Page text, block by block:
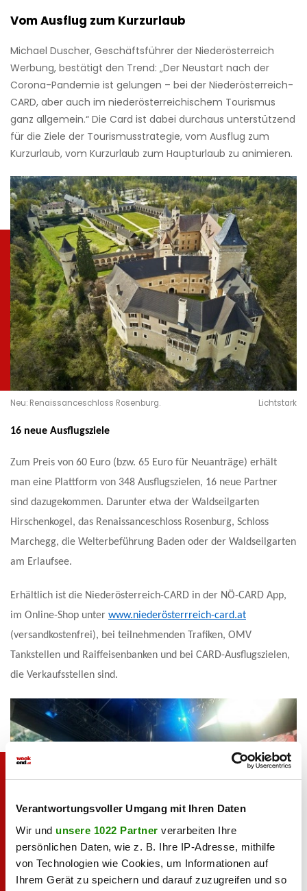
Verantwortungsvoller Umgang mit Ihren Daten
Wir und unsere 1022 Partner verarbeiten Ihre
persönlichen Daten, wie z. B. Ihre IP-Adresse, mithilfe
von Technologien wie Cookies, um Informationen auf
Ihrem Gerät zu speichern und darauf zuzugreifen und so
Vom Ausflug zum Kurzurlaub
Michael Duscher, Geschäftsführer der Niederösterreich
Werbung, bestätigt den Trend: „Der Neustart nach der
Corona-Pandemie ist gelungen – bei der Niederösterreich-
CARD, aber auch im niederösterreichischem Tourismus
ganz allgemein.“ Die Card ist dabei durchaus unterstützend
für die Ziele der Tourismusstrategie, vom Ausflug zum
Kurzurlaub, vom Kurzurlaub zum Haupturlaub zu animieren.
Neu: Renaissanceschloss Rosenburg. Lichtstark
16 neue Ausflugsziele
Zum Preis von 60 Euro (bzw. 65 Euro für Neuanträge) erhält
man eine Plattform von 348 Ausflugszielen, 16 neue Partner
sind dazugekommen. Darunter etwa der Waldseilgarten
Hirschenkogel, das Renaissanceschloss Rosenburg, Schloss
Marchegg, die Welterbeführung Baden oder der Waldseilgarten
am Erlaufsee.
Erhältlich ist die Niederösterreich-CARD in der NÖ-CARD App,
im Online-Shop unter www.niederösterrreich-card.at
(versandkostenfrei), bei teilnehmenden Trafiken, OMV
Tankstellen und Raiffeisenbanken und bei CARD-Ausflugszielen,
die Verkaufsstellen sind.